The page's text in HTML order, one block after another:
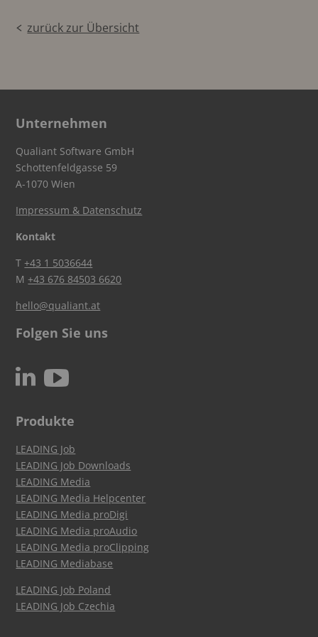
zurück zur Übersicht
Unternehmen
Qualiant Software GmbH
Schottenfeldgasse 59
A-1070 Wien
Impressum & Datenschutz
Kontakt
T+43 1 5036644
M+43 676 84503 6620
hello@qualiant.at
Folgen Sie uns
N c
Produkte
LEADING Job
LEADING Job Downloads
LEADING Media
LEADING Media Helpcenter
LEADING Media proDigi
LEADING Media proAudio
LEADING Media proClipping
LEADING Mediabase
LEADING Job Poland
LEADING Job Czechia